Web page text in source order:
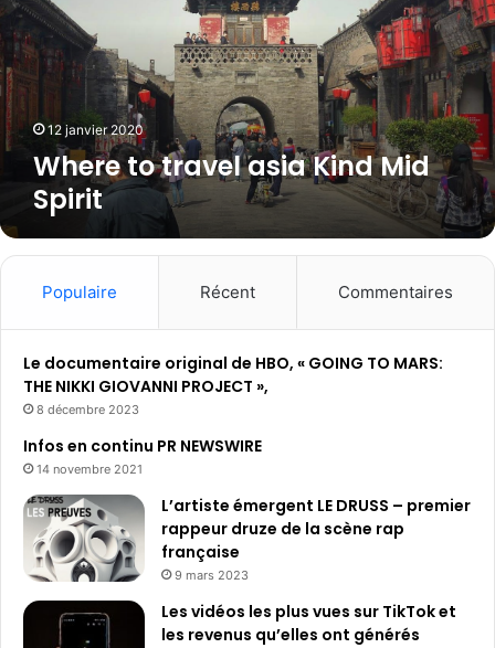
e
t
o
t
a
v
i
12 janvier 2020
Where to travel asia Kind Mid
Spirit
Populaire Récent Commentaires
Le documentaire original de HBO, « GOING TO MARS:
THE NIKKI GIOVANNI PROJECT »,
8 décembre 2023
Infos en continu PR NEWSWIRE
14 novembre 2021
L’artiste émergent LE DRUSS – premier
rappeur druze de la scène rap
française
9 mars 2023
Les vidéos les plus vues sur TikTok et
les revenus qu’elles ont générés